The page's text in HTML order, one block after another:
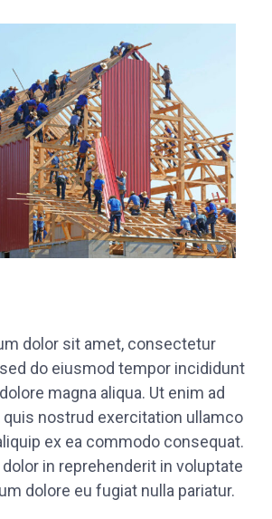
dolor sit amet, consectetur
do eiusmod tempor incididunt
magna aliqua. Ut enim ad
quis nostrud exercitation ullamco
ex ea commodo consequat.
in reprehenderit in voluptate
dolore eu fugiat nulla pariatur.